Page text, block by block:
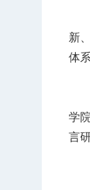
新
体
学
言